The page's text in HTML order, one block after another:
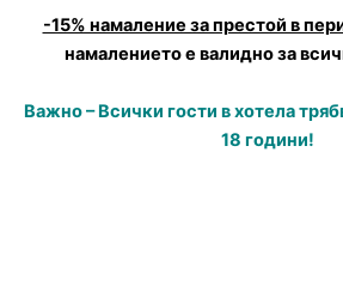
-15% намаление за престой в
намалението е валидно за
Важно – Всички гости в хотела
18 години!